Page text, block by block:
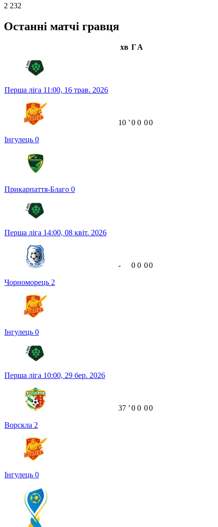
2 232
Останні матчі гравця
хв ГА
Перша ліга 11:00, 16 трав. 2026
Інгулець 0
Прикарпаття-Благо 0
10 ʼ0 0 00
Перша ліга 14:00, 08 квіт. 2026
Чорноморець 2
Інгулець 0
- 0 0 00
Перша ліга 10:00, 29 бер. 2026
Ворскла 2
Інгулець 0
37 ʼ0 0 00